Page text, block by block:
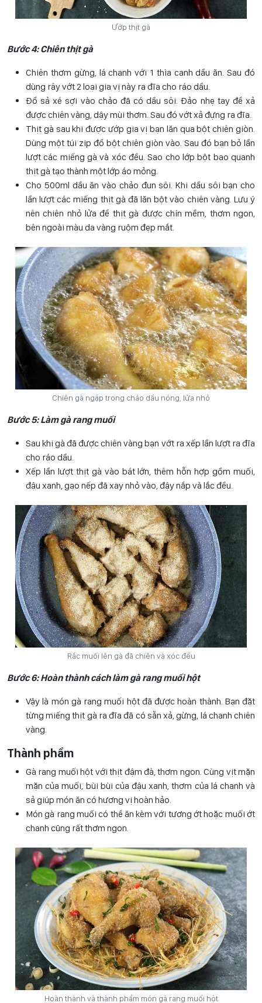
Ướp thịt gà
Bước 4: Chiên thịt gà
Chiên thơm gừng, lá chanh với 1 thìa canh dầu ăn. Sau đó
dùng rây vớt 2 loại gia vị này ra đĩa cho ráo dầu.
Đổ sả xé sợi vào chảo đã có dầu sôi. Đảo nhẹ tay để xả
được chiên vàng, dậy mùi thơm. Sau đó vớt xả đựng ra đĩa.
Thịt gà sau khi được ướp gia vị bạn lăn qua bột chiên giòn.
Dùng một túi zip đổ bột chiên giòn vào. Sau đó bạn bỏ lần
lượt các miếng gà và xóc đều. Sao cho lớp bột bao quanh
thịt gà tạo thành một lớp áo mỏng.
Cho 500ml dầu ăn vào chảo đun sôi. Khi dầu sôi bạn cho
lần lượt các miếng thịt gà đã lăn bột vào chiên vàng. Lưu ý
nên chiên nhỏ lửa để thịt gà được chín mềm, thơm ngon,
bên ngoài màu da vàng ruộm đẹp mắt.
Chiên gà ngập trong chảo dầu nóng, lửa nhỏ
Bước 5: Làm gà rang muối
Sau khi gà đã được chiên vàng bạn vớt ra xếp lần lượt ra đĩa
cho ráo dầu.
Xếp lần lượt thịt gà vào bát lớn, thêm hỗn hợp gồm muối,
đậu xanh, gạo nếp đã xay nhỏ vào, đậy nắp và lắc đều.
Rắc muối lên gà đã chiên và xóc đều
Bước 6: Hoàn thành cách làm gà rang muối hột
Vậy là món gà rang muối hột đã được hoàn thành. Bạn đặt
từng miếng thịt gà ra đĩa đã có sẵn xả, gừng, lá chanh chiên
vàng.
Thành phẩm
Gà rang muối hột với thịt đậm đà, thơm ngon. Cùng vịt mặn
mặn của muối, bùi bùi của đậu xanh, thơm của lá chanh và
sả giúp món ăn có hương vị hoàn hảo.
Món gà rang muối có thể ăn kèm với tương ớt hoặc muối ớt
chanh cũng rất thơm ngon.
Hoàn thành và thành phẩm món gà rang muối hột